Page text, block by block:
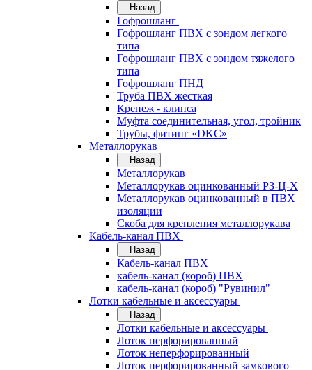
Назад
Гофрошланг
Гофрошланг ПВХ с зондом легкого
типа
Гофрошланг ПВХ с зондом тяжелого
типа
Гофрошланг ПНД
Труба ПВХ жесткая
Крепеж - клипса
Муфта соединительная, угол, тройник
Трубы, фитинг «DKC»
Металлорукав
Назад
Металлорукав
Металлорукав оцинкованный РЗ-Ц-Х
Металлорукав оцинкованный в ПВХ
изоляции
Скоба для крепления металлорукава
Кабель-канал ПВХ
Назад
Кабель-канал ПВХ
кабель-канал (короб) ПВХ
кабель-канал (короб) "Рувинил"
Лотки кабельные и аксессуары
Назад
Лотки кабельные и аксессуары
Лоток перфорированный
Лоток неперфорированный
Лоток перфорированный замкового